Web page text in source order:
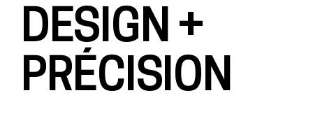
DESIGN +
PRÉCISION